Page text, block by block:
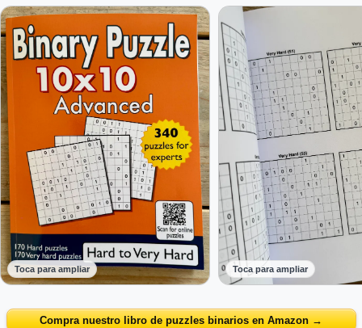
Toca para ampliar Toca para ampliar
Compra nuestro libro de puzzles binarios en Amazon →